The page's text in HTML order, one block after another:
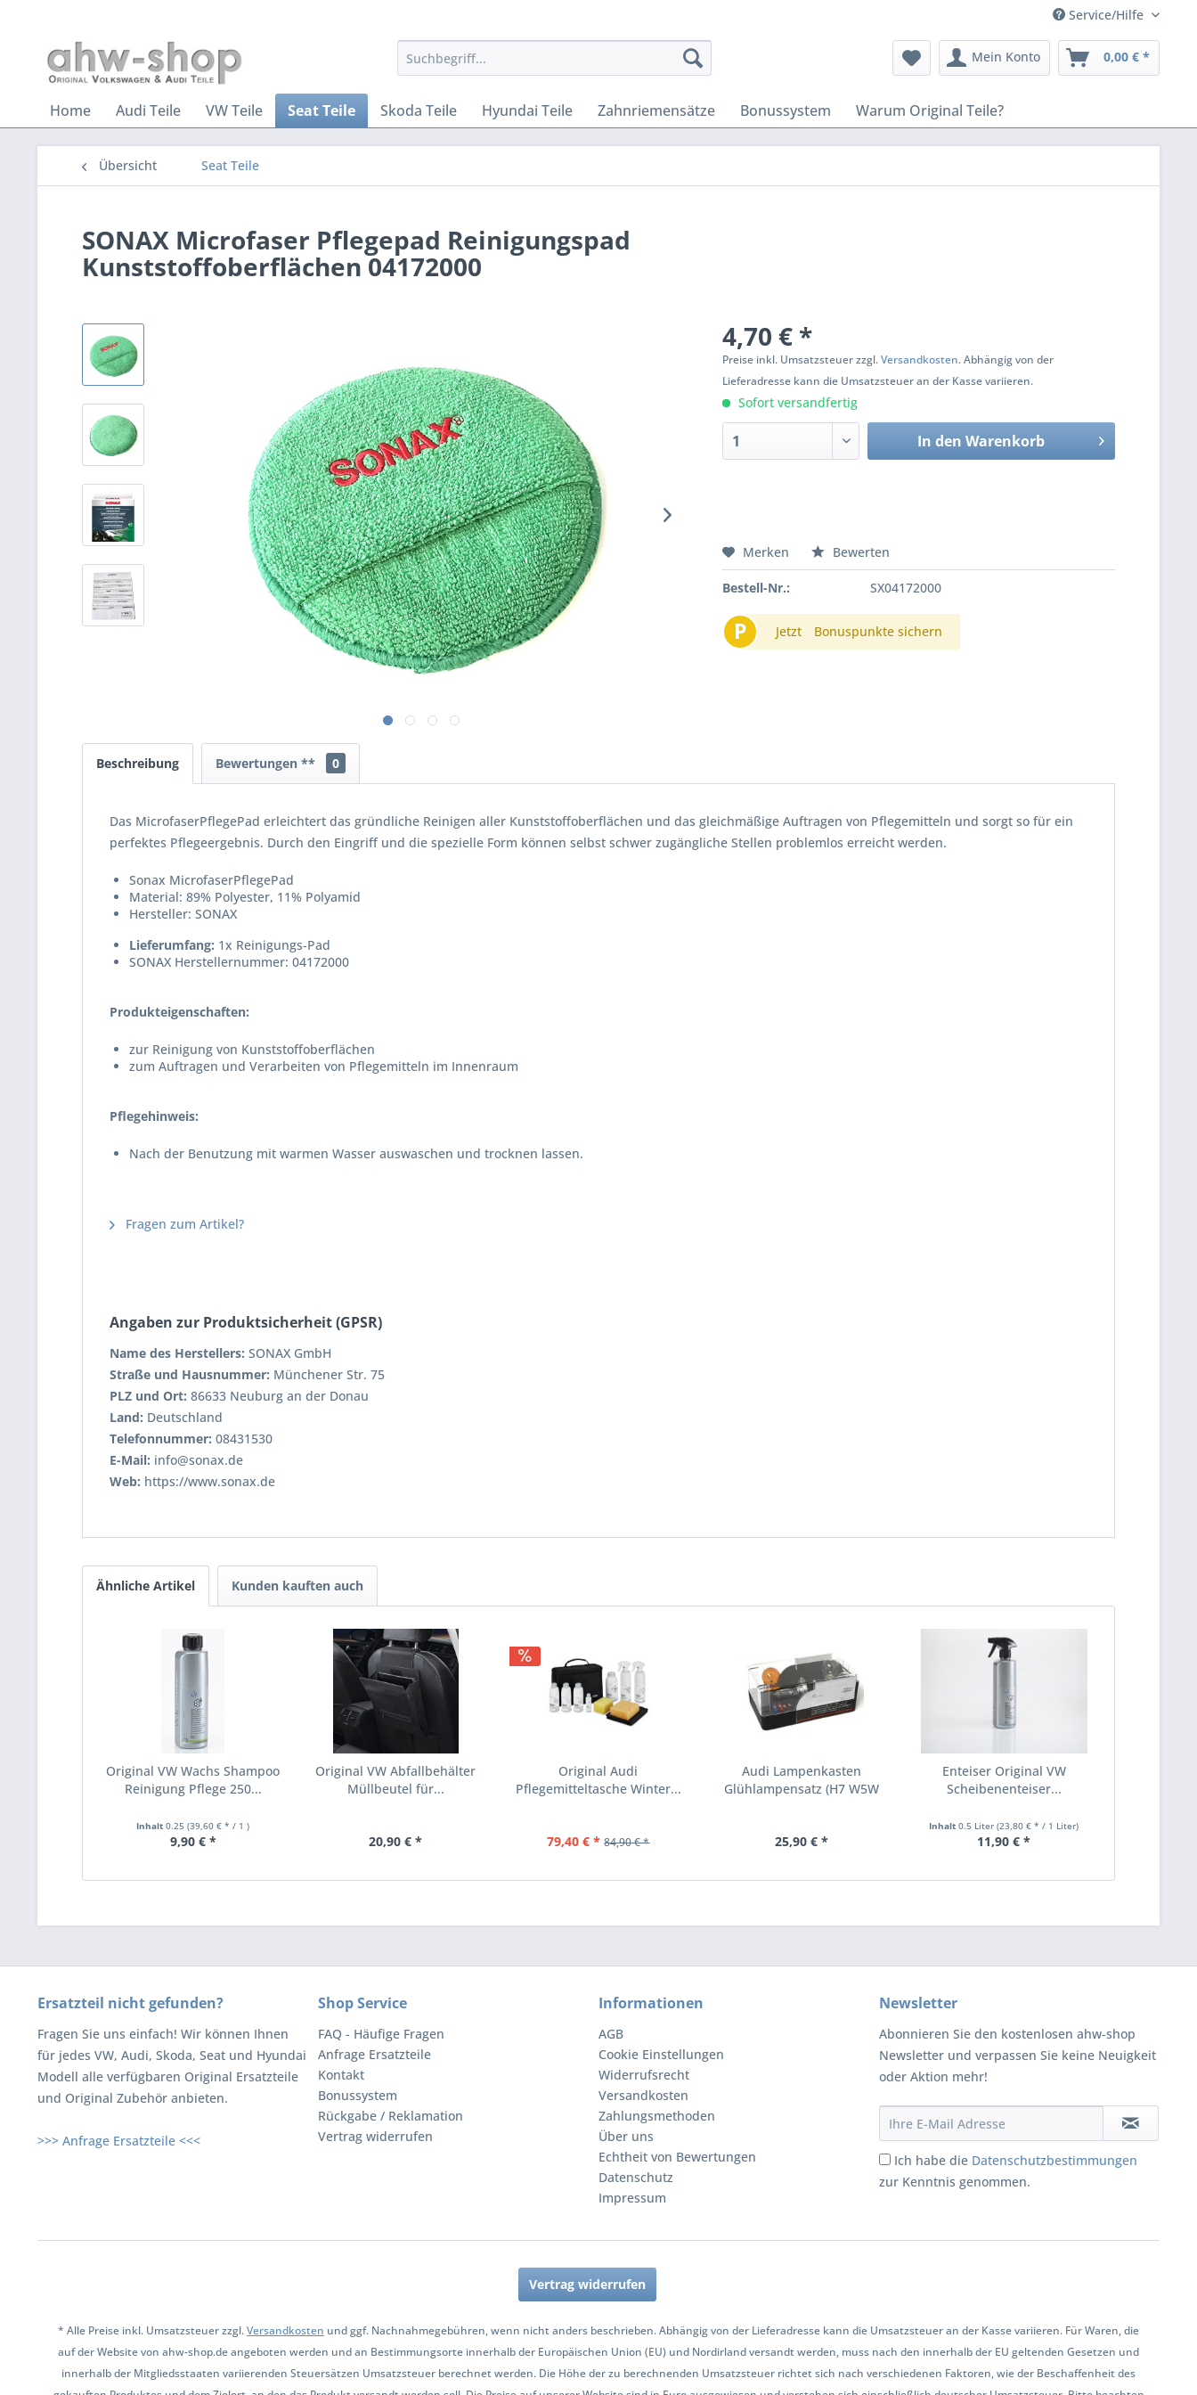
Service/Hilfe
Mein Konto 0,00 € *
Home Audi Teile VW Teile Seat Teile Skoda Teile Hyundai Teile Zahnriemensätze Bonussystem Warum Original Teile?
Übersicht Seat Teile
SONAX Microfaser Pflegepad Reinigungspad
Kunststoffoberflächen 04172000
4,70 € *
Preise inkl. Umsatzsteuer zzgl.Versandkosten. Abhängig von der
Lieferadresse kann die Umsatzsteuer an der Kasse variieren.
Sofort versandfertig
In den Warenkorb
Merken Bewerten
Bestell-Nr.: SX04172000
P Jetzt Bonuspunkte sichern
Beschreibung Bewertungen ** 0
Das Micro­fa­ser­Pfle­gePad erleich­tert das gründ­liche Reinigen aller Kunst­stof­fo­ber­flä­chen und das gleich­mä­ßige Auftragen von Pfle­ge­mit­teln und sorgt so für ein
perfektes Pfle­ge­er­gebnis. Durch den Eingriff und die spezi­elle Form können selbst schwer zugäng­liche Stellen problemlos erreicht werden.
Sonax MicrofaserPflegePad
Material: 89% Polyester, 11% Polyamid
Hersteller: SONAX
Lieferumfang: 1x Reinigungs-Pad
SONAX Herstellernummer: 04172000
Produkteigenschaften:
zur Reinigung von Kunststoffoberflächen
zum Auftragen und Verarbeiten von Pflegemitteln im Innenraum
Pflegehinweis:
Nach der Benutzung mit warmen Wasser auswaschen und trocknen lassen.
Fragen zum Artikel?
Angaben zur Produktsicherheit (GPSR)
Name des Herstellers: SONAX GmbH
Straße und Hausnummer: Münchener Str. 75
PLZ und Ort: 86633 Neuburg an der Donau
Land: Deutschland
Telefonnummer: 08431530
E-Mail: info@sonax.de
Web: https://www.sonax.de
Ähnliche Artikel Kunden kauften auch
Original VW Wachs Shampoo
Reinigung Pflege 250...
Inhalt0.25(39,60 € * / 1 )
9,90 € *
Original VW Abfallbehälter
Müllbeutel für...
20,90 € *
Original Audi
Pflegemitteltasche Winter...
79,40 € * 84,90 € *
Audi Lampenkasten
Glühlampensatz (H7 W5W
25,90 € *
Enteiser Original VW
Scheibenenteiser...
Inhalt0.5 Liter(23,80 € * / 1 Liter)
11,90 € *
Ersatzteil nicht gefunden?
Fragen Sie uns einfach! Wir können Ihnen
für jedes VW, Audi, Skoda, Seat und Hyundai
Modell alle verfügbaren Original Ersatzteile
und Original Zubehör anbieten.
>>> Anfrage Ersatzteile <<<
Shop Service
FAQ - Häufige Fragen
Anfrage Ersatzteile
Kontakt
Bonussystem
Rückgabe / Reklamation
Vertrag widerrufen
Informationen
AGB
Cookie Einstellungen
Widerrufsrecht
Versandkosten
Zahlungsmethoden
Über uns
Echtheit von Bewertungen
Datenschutz
Impressum
Newsletter
Abonnieren Sie den kostenlosen ahw-shop
Newsletter und verpassen Sie keine Neuigkeit
oder Aktion mehr!
Ich habe die Datenschutzbestimmungen
zur Kenntnis genommen.
Vertrag widerrufen
* Alle Preise inkl. Umsatzsteuer zzgl.Versandkosten und ggf. Nachnahmegebühren, wenn nicht anders beschrieben. Abhängig von der Lieferadresse kann die Umsatzsteuer an der Kasse variieren. Für Waren, die
auf der Website von ahw-shop.de angeboten werden und an Bestimmungsorte innerhalb der Europäischen Union (EU) und Nordirland versandt werden, muss nach den innerhalb der EU geltenden Gesetzen und
innerhalb der Mitgliedsstaaten variierenden Steuersätzen Umsatzsteuer berechnet werden. Die Höhe der zu berechnenden Umsatzsteuer richtet sich nach verschiedenen Faktoren, wie der Beschaffenheit des